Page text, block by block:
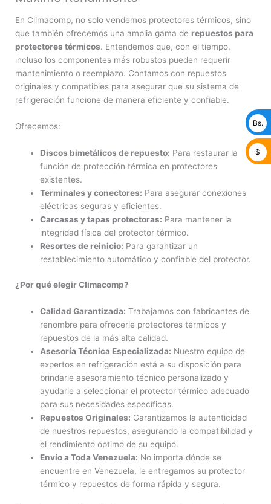
En Climacomp, no solo vendemos protectores térmicos, sino
que también ofrecemos una amplia gama de repuestos para
protectores térmicos. Entendemos que, con el tiempo,
incluso los componentes más robustos pueden requerir
mantenimiento o reemplazo. Contamos con repuestos
originales y compatibles para asegurar que su sistema de
refrigeración funcione de manera eficiente y confiable.
Ofrecemos:
Discos bimetálicos de repuesto: Para restaurar la
función de protección térmica en protectores
existentes.
Terminales y conectores: Para asegurar conexiones
eléctricas seguras y eficientes.
Carcasas y tapas protectoras: Para mantener la
integridad física del protector térmico.
Resortes de reinicio: Para garantizar un
restablecimiento automático y confiable del protector.
¿Por qué elegir Climacomp?
Calidad Garantizada: Trabajamos con fabricantes de
renombre para ofrecerle protectores térmicos y
repuestos de la más alta calidad.
Asesoría Técnica Especializada: Nuestro equipo de
expertos en refrigeración está a su disposición para
brindarle asesoramiento técnico personalizado y
ayudarle a seleccionar el protector térmico adecuado
para sus necesidades específicas.
Repuestos Originales: Garantizamos la autenticidad
de nuestros repuestos, asegurando la compatibilidad y
el rendimiento óptimo de su equipo.
Envío a Toda Venezuela: No importa dónde se
encuentre en Venezuela, le entregamos su protector
térmico y repuestos de forma rápida y segura.
Bs.
$